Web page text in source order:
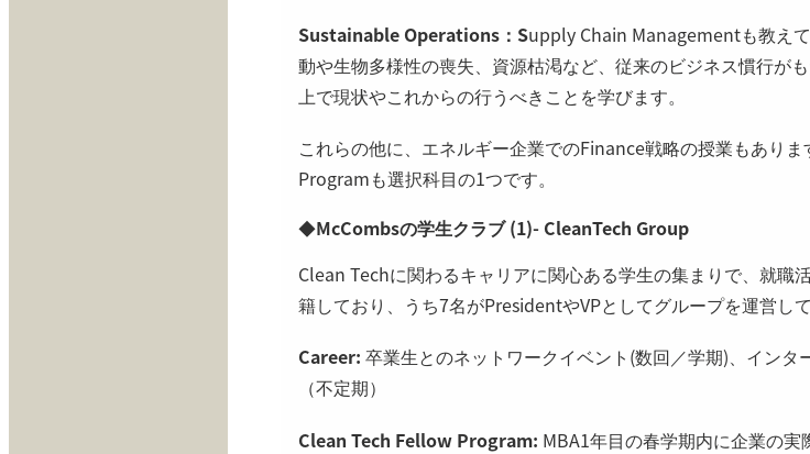
Sustainable Operations：Supply Chain Managementも教え
動や生物多様性の喪失、資源枯渇など、従来のビジネス慣行が
上で現状やこれからの行うべきことを学びます。
これらの他に、エネルギー企業でのFinance戦略の授業もあり
Programも選択科目の1つです。
◆McCombsの学生クラブ (1)- CleanTech Group
Clean Techに関わるキャリアに関心ある学生の集まりで、就職
籍しており、うち7名がPresidentやVPとしてグループを運営し
Career:卒業生とのネットワークイベント(数回／学期)、イン
（不定期）
Clean Tech Fellow Program: MBA1年目の春学期内に企業の